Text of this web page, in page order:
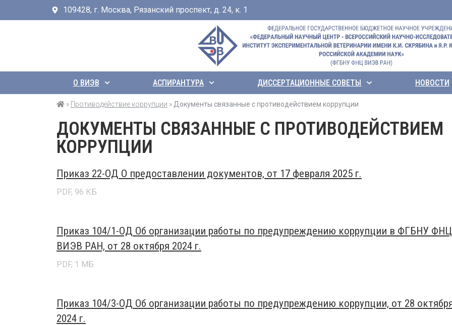
109428, г. Москва, Рязанский проспект, д. 24, к. 1
О ВИЭВ АСПИРАНТУРА ДИССЕРТАЦИОННЫЕ СОВЕТЫ НОВОСТИ
» Противодействие коррупции » Документы связанныe с противодействием коррупции
ДОКУМЕНТЫ СВЯЗАННЫE С ПРОТИВОДЕЙСТВИЕМ
КОРРУПЦИИ
Приказ 22-ОД О предоставлении документов, от 17 февраля 2025 г.
PDF, 96 КБ
Приказ 104/1-ОД Об организации работы по предупреждению коррупции в ФГБНУ ФНЦ
ВИЭВ РАН, от 28 октября 2024 г.
PDF, 1 МБ
Приказ 104/3-ОД Об организации работы по предупреждению коррупции, от 28
2024 г.